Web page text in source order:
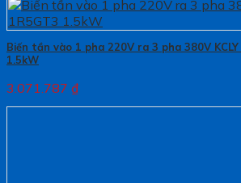
Biến tần vào 1 pha 220V ra 3 pha 380V
1.5kW
3.071.787 ₫